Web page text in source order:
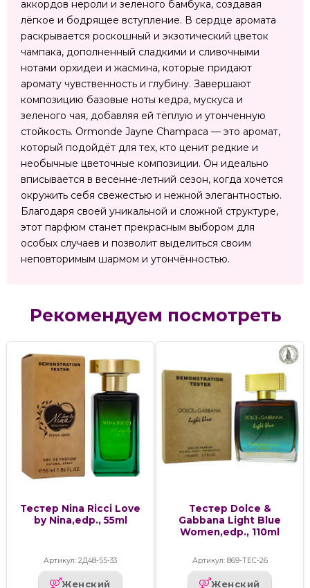
аккордов нероли и зеленого бамбука, создавая
лёгкое и бодрящее вступление. В сердце аромата
раскрывается роскошный и экзотический цветок
чампака, дополненный сладкими и сливочными
нотами орхидеи и жасмина, которые придают
аромату чувственность и глубину. Завершают
композицию базовые ноты кедра, мускуса и
зеленого чая, добавляя ей тёплую и утонченную
стойкость. Ormonde Jayne Champaca — это аромат,
который подойдёт для тех, кто ценит редкие и
необычные цветочные композиции. Он идеально
вписывается в весенне-летний сезон, когда хочется
окружить себя свежестью и нежной элегантностью.
Благодаря своей уникальной и сложной структуре,
этот парфюм станет прекрасным выбором для
особых случаев и позволит выделиться своим
неповторимым шармом и утончённостью.
Рекомендуем посмотреть
Тестер Nina Ricci Love
by Nina,edp., 55ml
Артикул: 2Д48-55-33
Женский
Тестер Dolce &
Gabbana Light Blue
Women,edp., 110ml
Артикул: 869-ТЕС-26
Женский